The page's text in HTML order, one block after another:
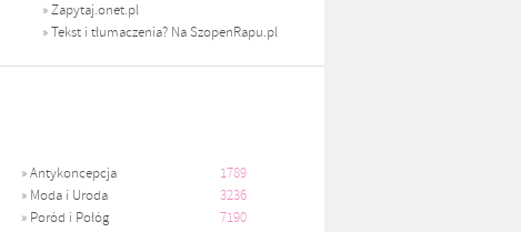
»Zapytaj.onet.pl
»Tekst i tłumaczenia? Na SzopenRapu.pl
»Antykoncepcja
1789
» Moda i Uroda
3236
» Poród i Połóg
7190